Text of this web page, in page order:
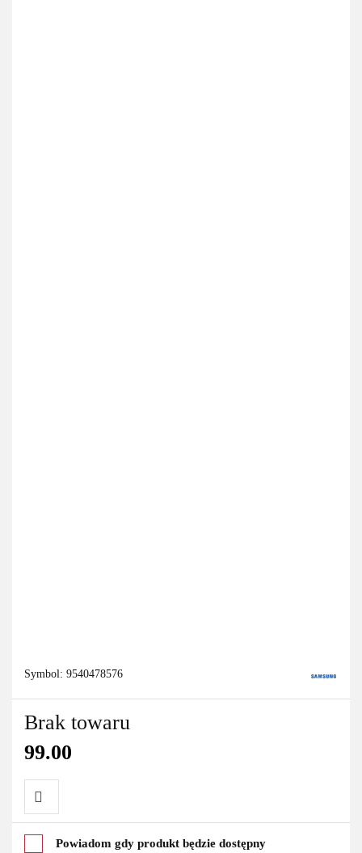
Symbol: 9540478576
Brak towaru
99.00
Do
Powiadom gdy produkt będzie dostępny